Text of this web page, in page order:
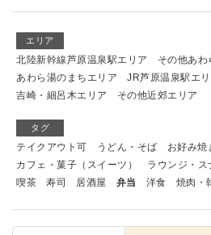
エリア
北陸新幹線芦原温泉駅エリア
その他あわ
あわら湯のまちエリア
JR芦原温泉駅エ
吉崎・細呂木エリア
その他近郊エリア
タグ
テイクアウト可 うどん・そば
お好み焼
カフェ・菓子（スイーツ）
ラウンジ・ス
喫茶
寿司 居酒屋 弁当 洋食 焼肉・